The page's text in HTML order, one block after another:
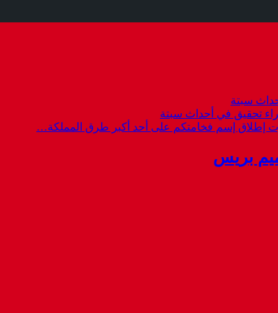
سبتة
تحقيق في أحداث سبتة
إطلاق إسم فخامتكم على أحد أكبر طرق المملكة…
بريس